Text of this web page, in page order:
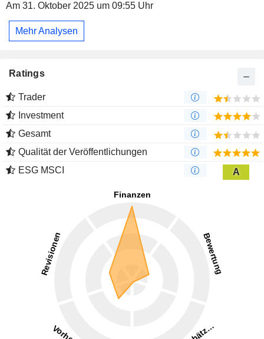
Am 31. Oktober 2025 um 09:55 Uhr
Mehr Analysen
Ratings
Trader
Investment
Gesamt
Qualität der Veröffentlichungen
ESG MSCI
A